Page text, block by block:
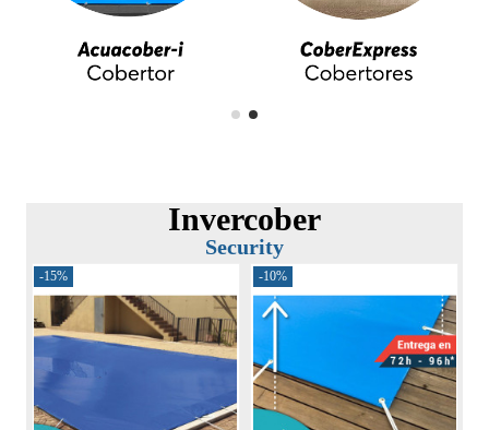
Invercober
Security
-15% -10%